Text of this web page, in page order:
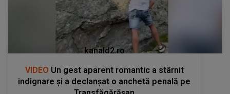
kanald2.ro
VIDEO Un gest aparent romantic a stârnit
indignare și a declanșat o anchetă penală pe